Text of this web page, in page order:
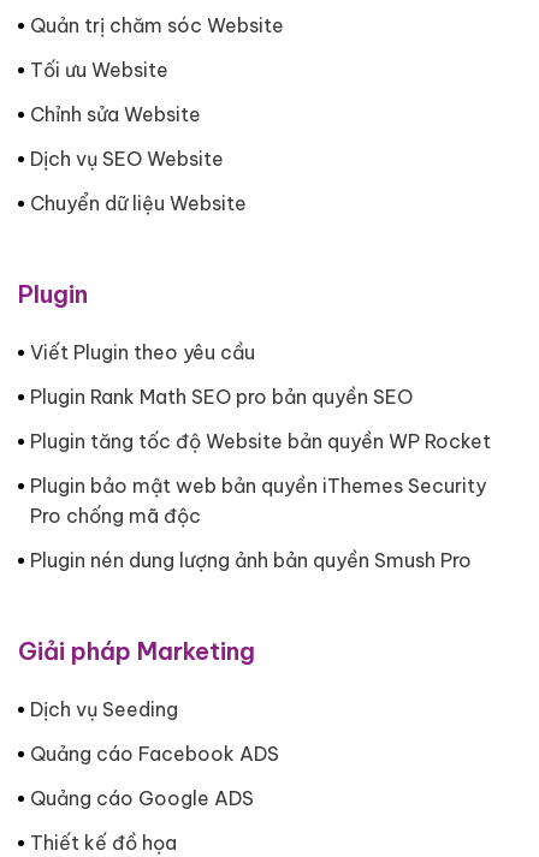
Quản trị chăm sóc Website
Tối ưu Website
Chỉnh sửa Website
Dịch vụ SEO Website
Chuyển dữ liệu Website
Plugin
Viết Plugin theo yêu cầu
Plugin Rank Math SEO pro bản quyền SEO
Plugin tăng tốc độ Website bản quyền WP Rocket
Plugin bảo mật web bản quyền iThemes Security
Pro chống mã độc
Plugin nén dung lượng ảnh bản quyền Smush Pro
Giải pháp Marketing
Dịch vụ Seeding
Quảng cáo Facebook ADS
Quảng cáo Google ADS
Thiết kế đồ họa